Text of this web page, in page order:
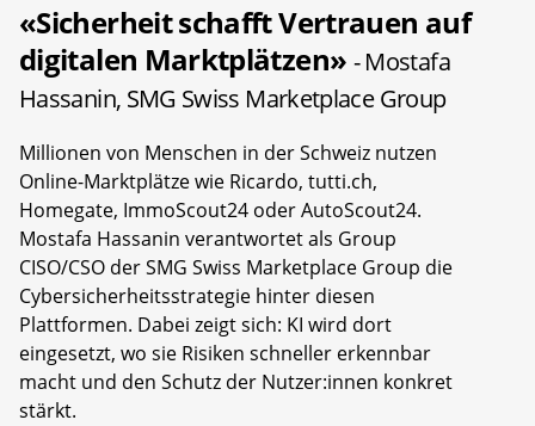
«Sicherheit schafft Vertrauen auf
digitalen Marktplätzen» - Mostafa
Hassanin, SMG Swiss Marketplace Group
Millionen von Menschen in der Schweiz nutzen
Online-Marktplätze wie Ricardo, tutti.ch,
Homegate, ImmoScout24 oder AutoScout24.
Mostafa Hassanin verantwortet als Group
CISO/CSO der SMG Swiss Marketplace Group die
Cybersicherheitsstrategie hinter diesen
Plattformen. Dabei zeigt sich: KI wird dort
eingesetzt, wo sie Risiken schneller erkennbar
macht und den Schutz der Nutzer:innen konkret
stärkt.